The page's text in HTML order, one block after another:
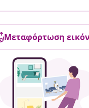
Μεταφόρτωση